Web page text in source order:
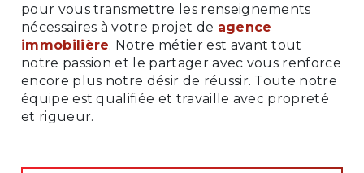
pour vous transmettre les renseignements
nécessaires à votre projet de agence
immobilière. Notre métier est avant tout
notre passion et le partager avec vous renforce
encore plus notre désir de réussir. Toute notre
équipe est qualifiée et travaille avec propreté
et rigueur.